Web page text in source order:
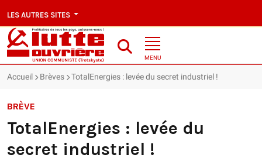
LES AUTRES SITES
MENU
Accueil Brèves TotalEnergies : levée du secret industriel !
BRÈVE
TotalEnergies : levée du
secret industriel !